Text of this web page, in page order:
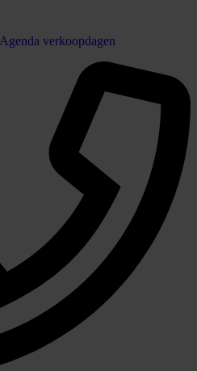
Agenda verkoopdagen